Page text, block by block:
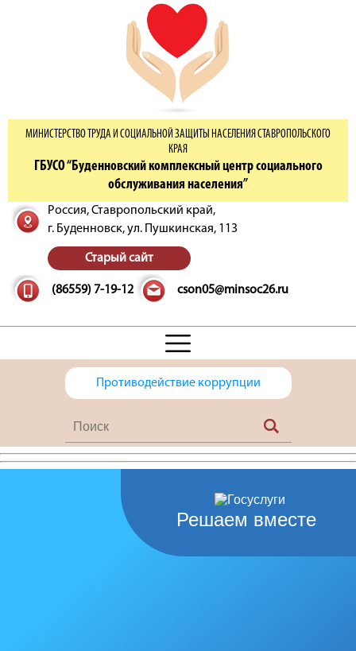
МИНИСТЕРСТВО ТРУДА И СОЦИАЛЬНОЙ ЗАЩИТЫ НАСЕЛЕНИЯ СТАВРОПОЛЬСКОГО
КРАЯ
ГБУСО “Буденновский комплексный центр социального
обслуживания населения”
Россия, Ставропольский край,
г. Буденновск,ул. Пушкинская, 113
Старый сайт
(86559) 7-19-12 cson05@minsoc26.ru
Противодействие коррупции
Решаем вместе